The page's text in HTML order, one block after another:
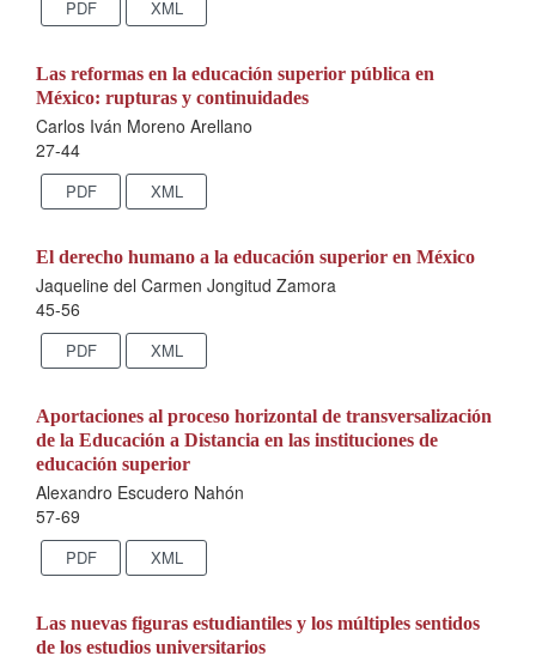
PDF XML
Las reformas en la educación superior pública en
México: rupturas y continuidades
Carlos Iván Moreno Arellano
27-44
PDF XML
El derecho humano a la educación superior en México
Jaqueline del Carmen Jongitud Zamora
45-56
PDF XML
Aportaciones al proceso horizontal de transversalización
de la Educación a Distancia en las instituciones de
educación superior
Alexandro Escudero Nahón
57-69
PDF XML
Las nuevas figuras estudiantiles y los múltiples sentidos
de los estudios universitarios